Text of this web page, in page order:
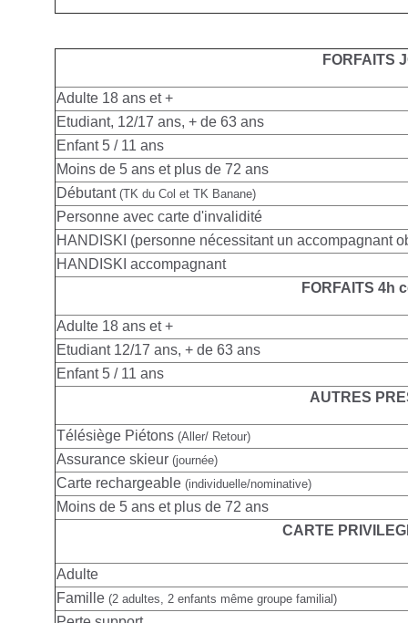
FORFAITS
Adulte 18 ans et +
Etudiant, 12/17 ans, + de 63 ans
Enfant 5 / 11 ans
Moins de 5 ans et plus de 72 ans
Débutant (TK du Col et TK Banane)
Personne avec carte d'invalidité
HANDISKI (personne nécessitant un accompagnant
HANDISKI accompagnant
FORFAITS 4h
Adulte 18 ans et +
Etudiant 12/17 ans, + de 63 ans
Enfant 5 / 11 ans
AUTRES
Télésiège Piétons (Aller/ Retour)
Assurance skieur (journée)
Carte rechargeable (individuelle/nominative)
Moins de 5 ans et plus de 72 ans
CARTE
Adulte
Famille (2 adultes, 2 enfants même groupe familial)